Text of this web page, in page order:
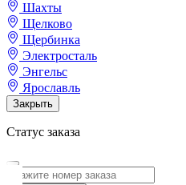
Шахты
Щелково
Щербинка
Электросталь
Энгельс
Ярославль
Закрыть
Статус заказа